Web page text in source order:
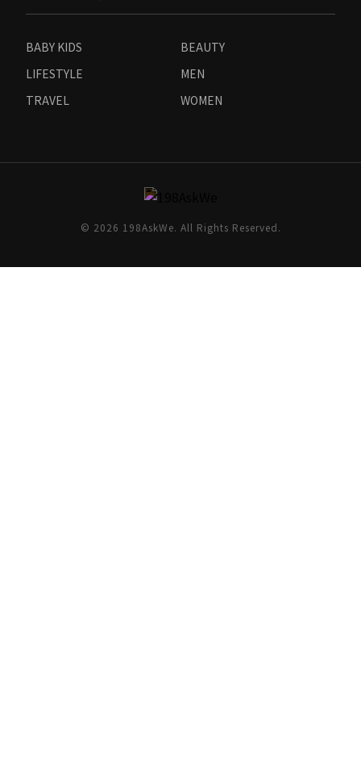
BABY KIDS
BEAUTY
LIFESTYLE
MEN
TRAVEL
WOMEN
© 2026 198AskWe. All Rights Reserved.